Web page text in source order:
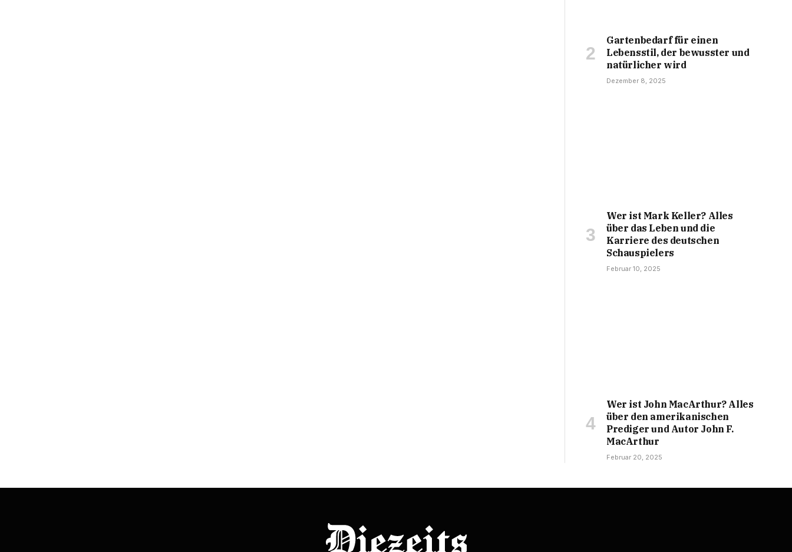
Gartenbedarf für einen
Lebensstil, der bewusster und
natürlicher wird
Dezember 8, 2025
Wer ist Mark Keller? Alles
über das Leben und die
Karriere des deutschen
Schauspielers
Februar 10, 2025
Wer ist John MacArthur? Alles
über den amerikanischen
Prediger und Autor John F.
MacArthur
Februar 20, 2025